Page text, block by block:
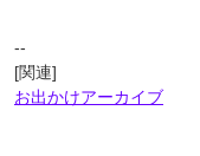
--
[関連]
お出かけアーカイブ